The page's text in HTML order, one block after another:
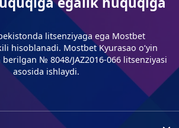
litsenziyaga ega Mostbet
hisoblanadi. Mostbet Kyurasao oʻyin
№ 8048/JAZ2016-066 litsenziyasi
asosida ishlaydi.